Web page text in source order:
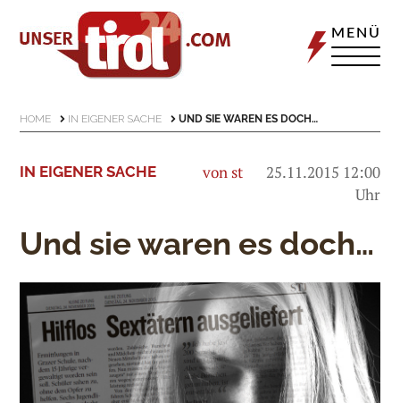
MENÜ
HOME IN EIGENER SACHE UND SIE WAREN ES DOCH…
IN EIGENER SACHE von st
25.11.2015 12:00
Uhr
Und sie waren es doch…